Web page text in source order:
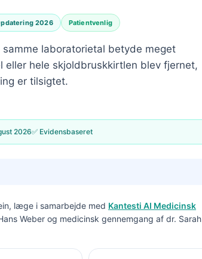
2026 Patientvenlig
laboratorietal betyde meget
hele skjoldbruskkirtlen blev fjernet,
er tilsigtet.
2026✅ Evidensbaseret
læge i samarbejde med Kantesti AI Medicinsk
Weber og medicinsk gennemgang af dr. Sarah